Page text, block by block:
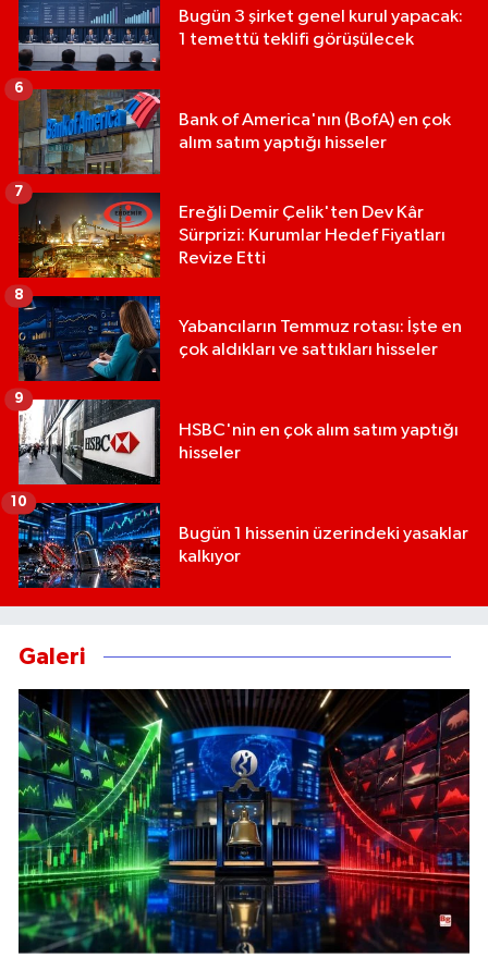
Bugün 3 şirket genel kurul yapacak:
1 temettü teklifi görüşülecek
Bank of America'nın (BofA) en çok
alım satım yaptığı hisseler
6
Ereğli Demir Çelik'ten Dev Kâr
Sürprizi: Kurumlar Hedef Fiyatları
Revize Etti
7
Yabancıların Temmuz rotası: İşte en
çok aldıkları ve sattıkları hisseler
8
HSBC'nin en çok alım satım yaptığı
hisseler
9
Bugün 1 hissenin üzerindeki yasaklar
kalkıyor
10
Galeri